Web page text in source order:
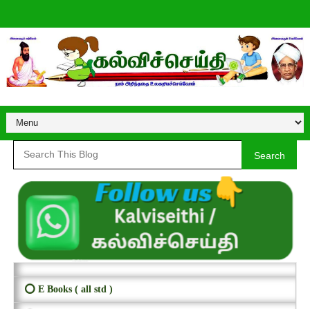
Search
⭕ E Books ( all std )